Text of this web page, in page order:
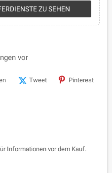
ZU SEHEN
vor
Tweet Pinterest
Informationen vor dem Kauf.